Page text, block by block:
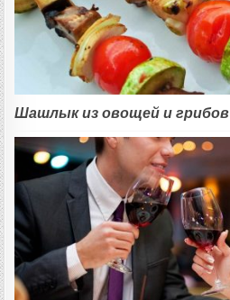
Шашлык из овощей и грибов